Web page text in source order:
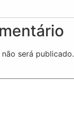
será publicado.